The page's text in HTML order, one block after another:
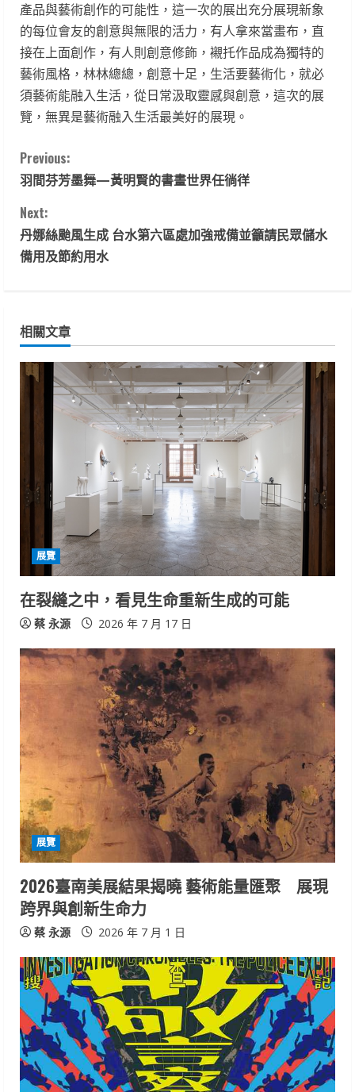
產品與藝術創作的可能性，這一次的展出充分展現新象
的每位會友的創意與無限的活力，有人拿來當畫布，直
接在上面創作，有人則創意修飾，襯托作品成為獨特的
藝術風格，林林總總，創意十足，生活要藝術化，就必
須藝術能融入生活，從日常汲取靈感與創意，這次的展
覽，無異是藝術融入生活最美好的展現。
C
o
n
t
n
u
e
e
a
n
g
Previous:
羽間芬芳墨舞—黃明賢的書畫世界任徜徉
Next:
丹娜絲颱風生成 台水第六區處加強戒備並籲請民眾儲水
備用及節約用水
相關文章
展覽
在裂縫之中，看見生命重新生成的可能
蔡 永源 2026 年 7 月 17 日
展覽
2026臺南美展結果揭曉 藝術能量匯聚 展現
跨界與創新生命力
蔡 永源 2026 年 7 月 1 日